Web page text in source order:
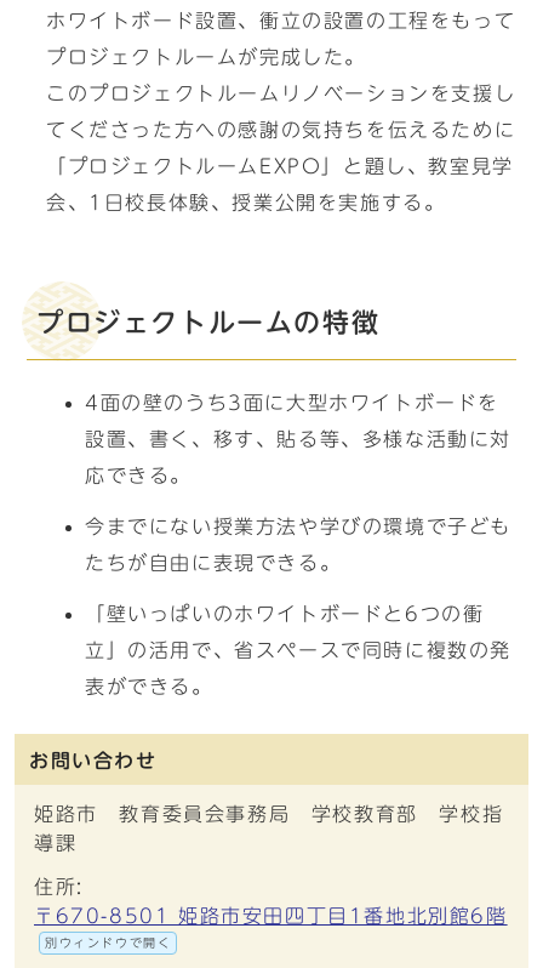
ホワイトボード設置、衝立の設置の工程をもって
プロジェクトルームが完成した。
このプロジェクトルームリノベーションを支援し
てくださった方への感謝の気持ちを伝えるために
「プロジェクトルームEXPO」と題し、教室見学
会、1日校長体験、授業公開を実施する。
プロジェクトルームの特徴
4面の壁のうち3面に大型ホワイトボードを
設置、書く、移す、貼る等、多様な活動に対
応できる。
今までにない授業方法や学びの環境で子ども
たちが自由に表現できる。
「壁いっぱいのホワイトボードと6つの衝
立」の活用で、省スペースで同時に複数の発
表ができる。
お問い合わせ
姫路市 教育委員会事務局 学校教育部 学校指
導課
住所:
〒670-8501 姫路市安田四丁目1番地北別館6階
別ウィンドウで開く